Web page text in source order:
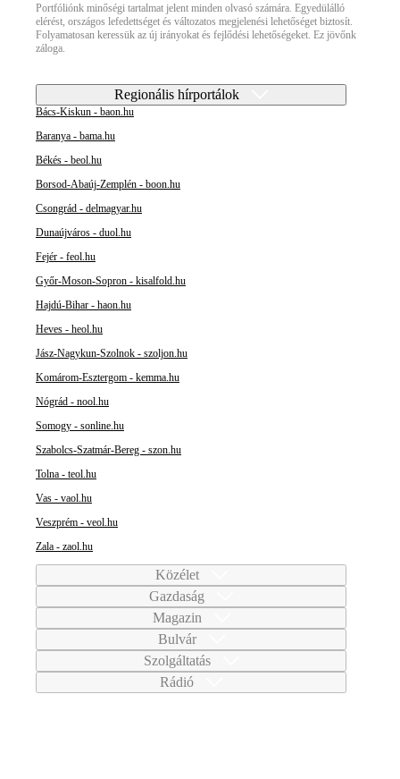
Portfóliónk minőségi tartalmat jelent minden olvasó számára. Egyedülálló
elérést, országos lefedettséget és változatos megjelenési lehetőséget biztosít.
Folyamatosan keressük az új irányokat és fejlődési lehetőségeket. Ez jövőnk
záloga.
Regionális hírportálok
Bács-Kiskun - baon.hu
Baranya - bama.hu
Békés - beol.hu
Borsod-Abaúj-Zemplén - boon.hu
Csongrád - delmagyar.hu
Dunaújváros - duol.hu
Fejér - feol.hu
Győr-Moson-Sopron - kisalfold.hu
Hajdú-Bihar - haon.hu
Heves - heol.hu
Jász-Nagykun-Szolnok - szoljon.hu
Komárom-Esztergom - kemma.hu
Nógrád - nool.hu
Somogy - sonline.hu
Szabolcs-Szatmár-Bereg - szon.hu
Tolna - teol.hu
Vas - vaol.hu
Veszprém - veol.hu
Zala - zaol.hu
Közélet
Gazdaság
Magazin
Bulvár
Szolgáltatás
Rádió